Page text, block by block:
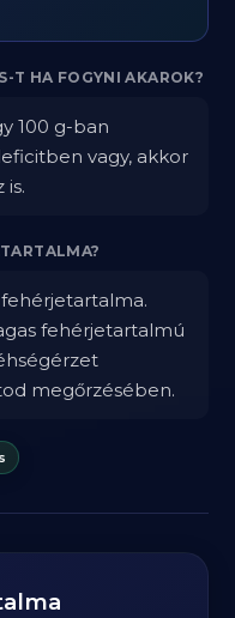
T HA FOGYNI AKAROK?
100 g-ban
vagy, akkor
fehérjetartalmú
megőrzésében.